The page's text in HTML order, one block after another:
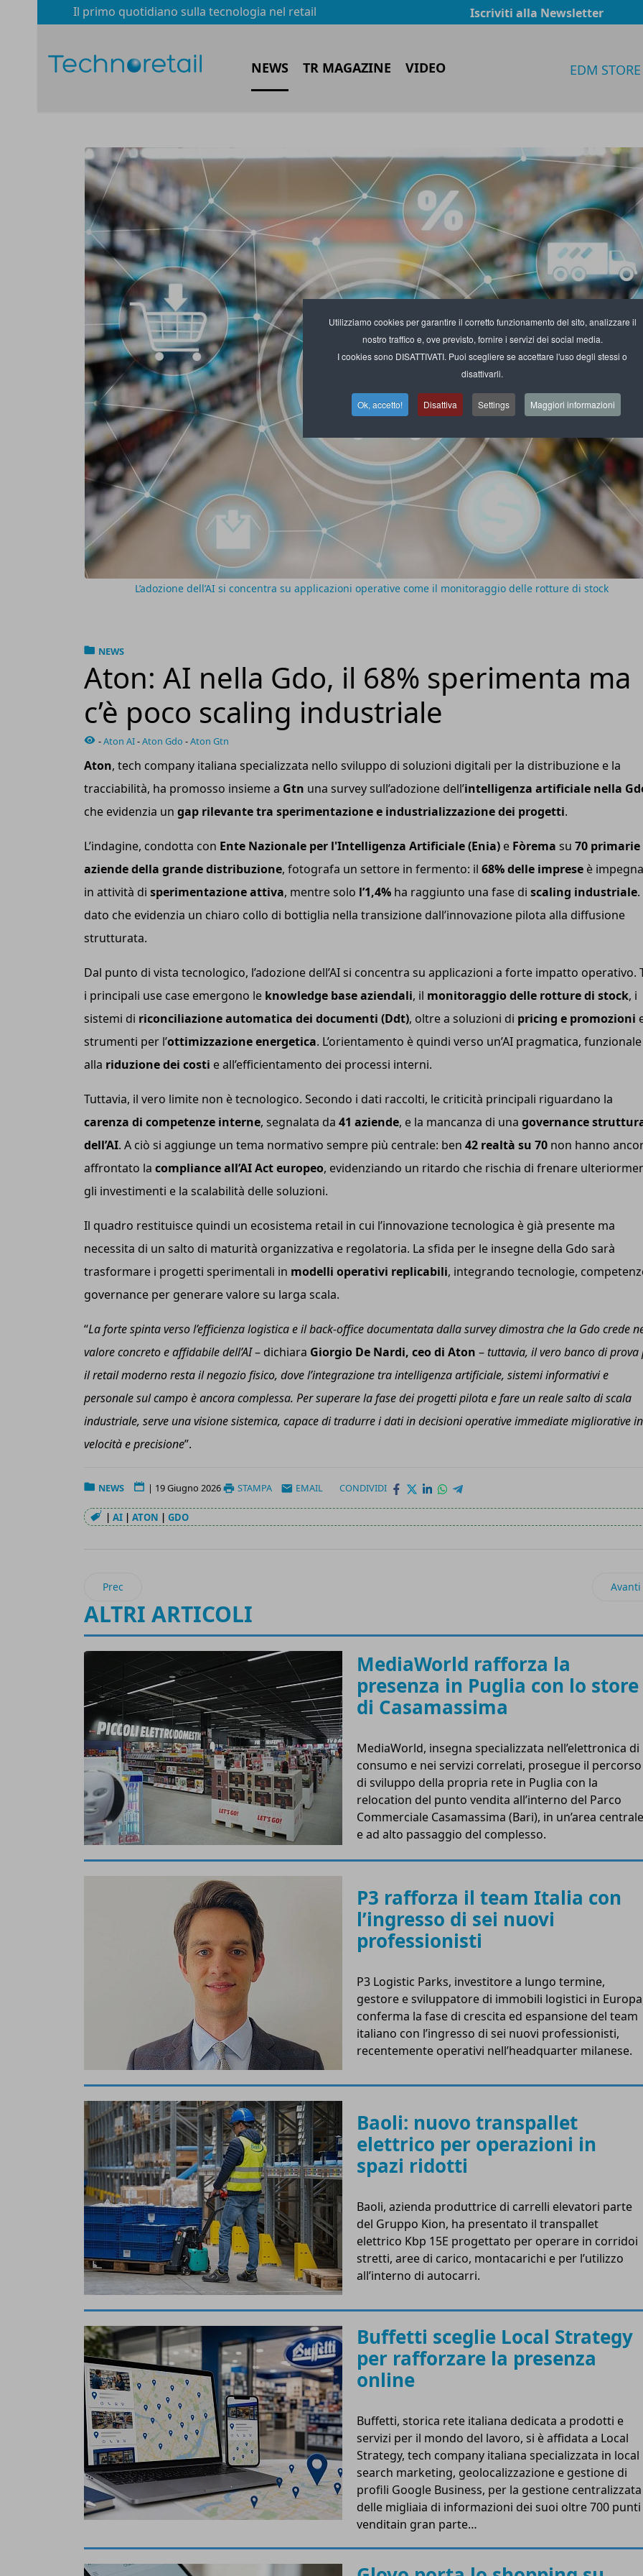
Utilizziamo cookies per garantire il corretto funzionamento del sito, analizzare il
nostro traffico e, ove previsto, fornire i servizi dei social media.
I cookies sono DISATTIVATI. Puoi scegliere se accettare l'uso degli stessi o
disattivarli.
Ok, accetto! Disattiva Settings Maggiori informazioni
Il primo quotidiano sulla tecnologia nel retail Iscriviti alla Newsletter
NEWS TR MAGAZINE VIDEO EDM STORE
L’adozione dell’AI si concentra su applicazioni operative come il monitoraggio delle rotture di stock
NEWS
Aton: AI nella Gdo, il 68% sperimenta ma
c’è poco scaling industriale
-Aton AI-Aton Gdo -Aton Gtn
Aton, tech company italiana specializzata nello sviluppo di soluzioni digitali per la distribuzione e la
tracciabilità, ha promosso insieme a Gtn una survey sull’adozione dell’intelligenza artificiale nella
che evidenzia un gap rilevante tra sperimentazione e industrializzazione dei progetti.
L’indagine, condotta con Ente Nazionale per l'Intelligenza Artificiale (Enia) e Fòrema su 70 primarie
aziende della grande distribuzione, fotografa un settore in fermento: il 68% delle imprese è
in attività di sperimentazione attiva, mentre solo l’1,4% ha raggiunto una fase di scaling industriale
dato che evidenzia un chiaro collo di bottiglia nella transizione dall’innovazione pilota alla diffusione
strutturata.
Dal punto di vista tecnologico, l’adozione dell’AI si concentra su applicazioni a forte impatto operativo.
i principali use case emergono le knowledge base aziendali, il monitoraggio delle rotture di stock, i
sistemi di riconciliazione automatica dei documenti (Ddt), oltre a soluzioni di pricing e promozioni
strumenti per l’ottimizzazione energetica. L’orientamento è quindi verso un’AI pragmatica, funzionale
alla riduzione dei costi e all’efficientamento dei processi interni.
Tuttavia, il vero limite non è tecnologico. Secondo i dati raccolti, le criticità principali riguardano la
carenza di competenze interne, segnalata da 41 aziende, e la mancanza di una governance
dell’AI. A ciò si aggiunge un tema normativo sempre più centrale: ben 42 realtà su 70 non hanno
affrontato la compliance all’AI Act europeo, evidenziando un ritardo che rischia di frenare
gli investimenti e la scalabilità delle soluzioni.
Il quadro restituisce quindi un ecosistema retail in cui l’innovazione tecnologica è già presente ma
necessita di un salto di maturità organizzativa e regolatoria. La sfida per le insegne della Gdo sarà
trasformare i progetti sperimentali in modelli operativi replicabili, integrando tecnologie,
governance per generare valore su larga scala.
“La forte spinta verso l’efficienza logistica e il back-office documentata dalla survey dimostra che la Gdocrede
valore concreto e affidabile dell’AI– dichiara Giorgio De Nardi, ceodi Aton – tuttavia, il vero banco di prova
il retail moderno resta il negozio fisico, dove l’integrazione tra intelligenza artificiale, sistemi informativi e
personale sul campo è ancora complessa. Per superare la fase dei progetti pilota e fare un reale salto di scala
industriale, serve una visione sistemica, capace di tradurre i dati in decisioni operative immediate migliorative in
velocità e precisione”.
NEWS | 19 Giugno 2026 STAMPA EMAIL CONDIVIDI
| AI | ATON | GDO
Articolo precedente: Aicel: scatta l’obbligo del pulsante di recesso online su siti e app
Prec Avanti
ALTRI ARTICOLI
MediaWorld rafforza la
presenza in Puglia con lo store
di Casamassima
MediaWorld, insegna specializzata nell’elettronica di
consumo e nei servizi correlati, prosegue il percorso
di sviluppo della propria rete in Puglia con la
relocation del punto vendita all’interno del Parco
Commerciale Casamassima (Bari), in un’area centrale
e ad alto passaggio del complesso.
P3 rafforza il team Italia con
l’ingresso di sei nuovi
professionisti
P3 Logistic Parks, investitore a lungo termine,
gestore e sviluppatore di immobili logistici in
conferma la fase di crescita ed espansione del team
italiano con l’ingresso di sei nuovi professionisti,
recentemente operativi nell’headquarter milanese.
Baoli: nuovo transpallet
elettrico per operazioni in
spazi ridotti
Baoli, azienda produttrice di carrelli elevatori parte
del Gruppo Kion, ha presentato il transpallet
elettrico Kbp 15E progettato per operare in corridoi
stretti, aree di carico, montacarichi e per l’utilizzo
all’interno di autocarri.
Buffetti sceglie Local Strategy
per rafforzare la presenza
online
Buffetti, storica rete italiana dedicata a prodotti e
servizi per il mondo del lavoro, si è affidata a Local
Strategy, tech company italiana specializzata in local
search marketing, geolocalizzazione e gestione di
profili Google Business, per la gestione centralizzata
delle migliaia di informazioni dei suoi oltre 700 punti
venditain gran parte…